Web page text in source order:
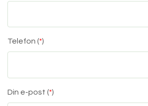
Telefon (*)
Din e-post (*)